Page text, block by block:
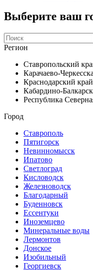
Выберите ваш
Регион
Ставропольский
Карачаево-
Краснодарский край
Кабардино-
Республика
Город
Ставрополь
Пятигорск
Невинномысск
Ипатово
Светлоград
Кисловодск
Железноводск
Благодарный
Буденновск
Ессентуки
Иноземцево
Минеральные воды
Лермонтов
Донское
Изобильный
Георгиевск